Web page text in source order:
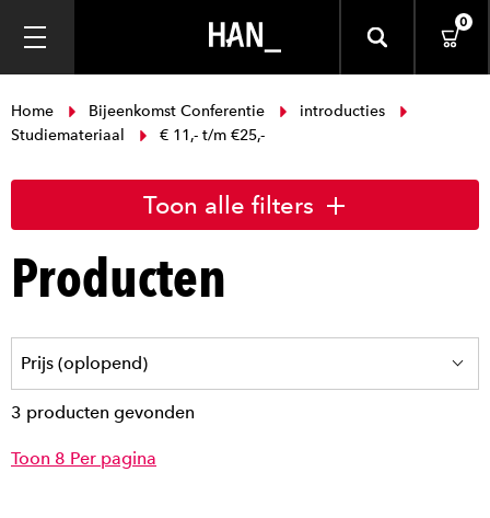
0
Home Bijeenkomst Conferentie
introducties
Studiemateriaal
€ 11,- t/m €25,-
Toon alle filters
Producten
3 producten gevonden
Toon 8 Per pagina